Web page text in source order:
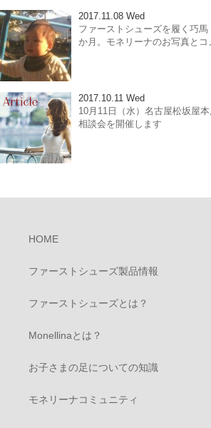
2017.11.08 Wed
ファーストシューズを履く巧
か月。モネリーナのお写真と
2017.10.11 Wed
10月11日（水）名古屋松坂屋
相談会を開催します
HOME
ファーストシューズ製品情報
ファーストシューズとは？
Monellinaとは？
お子さまの足についての知識
モネリーナコミュニティ